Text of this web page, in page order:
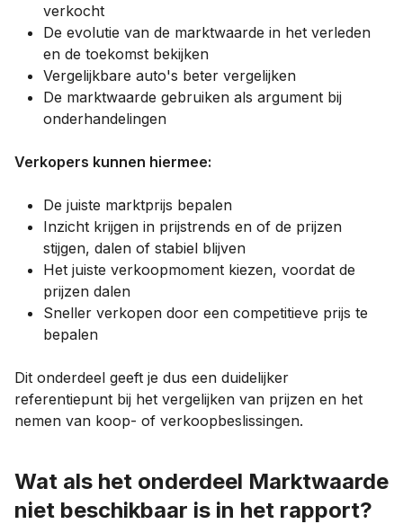
verkocht
De evolutie van de marktwaarde in het verleden
en de toekomst bekijken
Vergelijkbare auto's beter vergelijken
De marktwaarde gebruiken als argument bij
onderhandelingen
Verkopers kunnen hiermee:
De juiste marktprijs bepalen
Inzicht krijgen in prijstrends en of de prijzen
stijgen, dalen of stabiel blijven
Het juiste verkoopmoment kiezen, voordat de
prijzen dalen
Sneller verkopen door een competitieve prijs te
bepalen
Dit onderdeel geeft je dus een duidelijker
referentiepunt bij het vergelijken van prijzen en het
nemen van koop- of verkoopbeslissingen.
Wat als het onderdeel Marktwaarde
niet beschikbaar is in het rapport?